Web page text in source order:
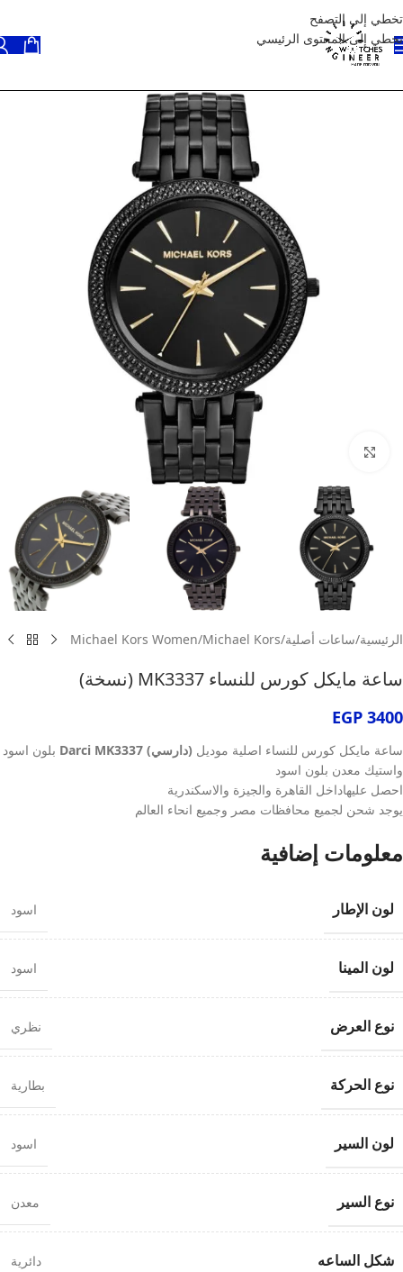
تخطي إلى التصفح
تخطي إلى المحتوى الرئيسي
الرئيسية/ساعات أصلية/
Michael Kors
/
Michael Kors Women
ساعة مايكل كورس للنساء MK3337 (نسخة)
EGP 3400
ساعة مايكل كورس للنساء اصلية موديل (دارسي) Darci MK3337
بلون اسود
واستيك معدن بلون اسود
احصل عليهاداخل القاهرة والجيزة والاسكندرية
يوجد شحن لجميع محافظات مصر وجميع انحاء العالم
معلومات إضافية
لون الإطار اسود
لون المينا اسود
نوع العرض نظري
نوع الحركة بطارية
لون السير اسود
نوع السير معدن
شكل الساعه دائرية